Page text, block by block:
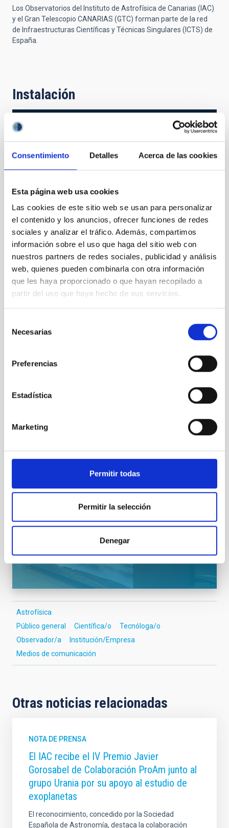
Consentimiento Detalles Acerca de las cookies
Esta página web usa cookies
Las cookies de este sitio web se usan para personalizar
el contenido y los anuncios, ofrecer funciones de redes
sociales y analizar el tráfico. Además, compartimos
información sobre el uso que haga del sitio web con
nuestros partners de redes sociales, publicidad y análisis
web, quienes pueden combinarla con otra información
que les haya proporcionado o que hayan recopilado a
partir del uso que haya hecho de sus servicios.
Necesarias
Preferencias
Estadística
Marketing
Permitir todas
Permitir la selección
Denegar
Los Observatorios del Instituto de Astrofísica de Canarias (IAC)
y el Gran Telescopio CANARIAS (GTC) forman parte de la red
de Infraestructuras Científicas y Técnicas Singulares (ICTS) de
España.
Instalación
Telescopio
Ø 3000.00 cm
NOTA DE PRENSA
OBSERVATORIOS DE CANARIAS
Astrofísica
Público general
Científica/o
Tecnóloga/o
Observador/a
Institución/Empresa
Medios de comunicación
Otras noticias relacionadas
NOTA DE PRENSA
El IAC recibe el IV Premio Javier
Gorosabel de Colaboración ProAm junto al
grupo Urania por su apoyo al estudio de
exoplanetas
El reconocimiento, concedido por la Sociedad
Española de Astronomía, destaca la colaboración